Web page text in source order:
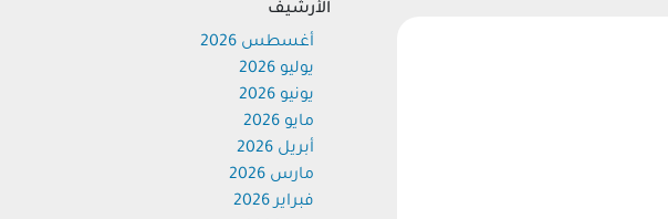
الأرشيف
أغسطس 2026
يوليو 2026
يونيو 2026
مايو 2026
أبريل 2026
مارس 2026
فبراير 2026